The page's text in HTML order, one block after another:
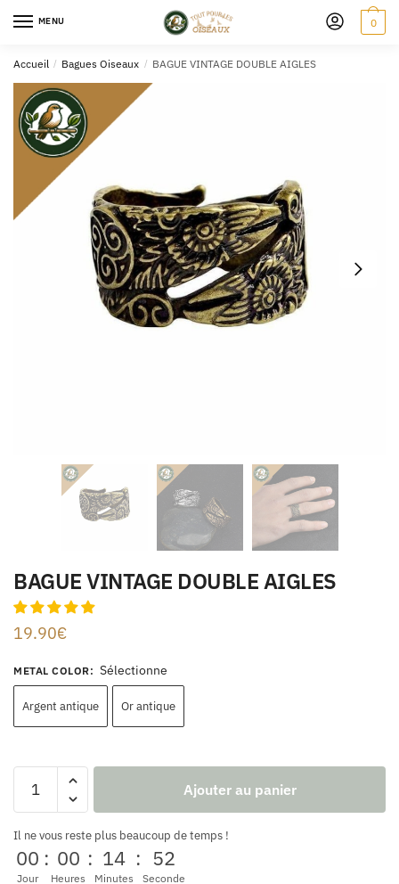
MENU 0
Accueil / Bagues Oiseaux / BAGUE VINTAGE DOUBLE AIGLES
BAGUE VINTAGE DOUBLE AIGLES
19.90€
METAL COLOR: Sélectionne
Argent antique Or antique
Ajouter au panier
Il ne vous reste plus beaucoup de temps !
00
Jour
: 00
Heures
: 14
Minutes
: 52
Seconde